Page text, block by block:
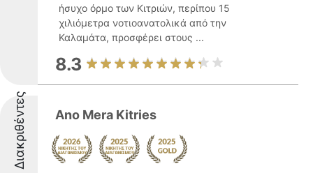
ήσυχο όρμο των Κιτριών, περίπου 15
χιλιόμετρα νοτιοανατολικά από την
Καλαμάτα, προσφέρει στους ...
8.3
Διακριθέντες Ano Mera Kitries